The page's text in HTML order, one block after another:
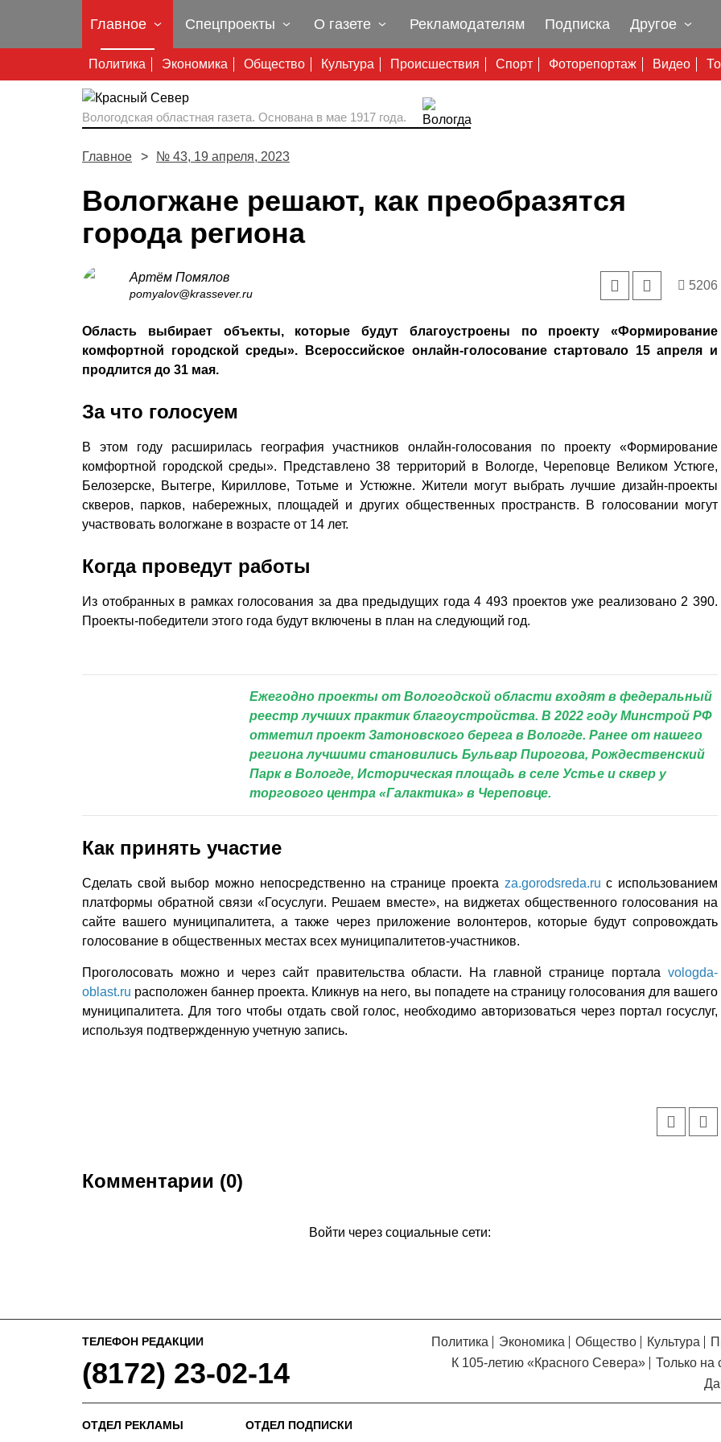
Главное
Политика Экономика Общество Культура Происшествия Спорт Фоторепортаж Видео
Спецпроекты О газете Рекламодателям Подписка Другое
Вологодская областная газета. Основана в мае 1917 года.
Главное № 43, 19 апреля, 2023
Вологжане решают, как преобразятся
города региона
Артём Помялов
pomyalov@krassever.ru
5206
Область выбирает объекты, которые будут благоустроены по проекту «Формирование
комфортной городской среды». Всероссийское онлайн-голосование стартовало 15 апреля и
продлится до 31 мая.
За что голосуем
В этом году расширилась география участников онлайн-голосования по проекту «Формирование
комфортной городской среды». Представлено 38 территорий в Вологде, Череповце Великом Устюге,
Белозерске, Вытегре, Кириллове, Тотьме и Устюжне. Жители могут выбрать лучшие дизайн-проекты
скверов, парков, набережных, площадей и других общественных пространств. В голосовании могут
участвовать вологжане в возрасте от 14 лет.
Когда проведут работы
Из отобранных в рамках голосования за два предыдущих года 4 493 проектов уже реализовано 2 390.
Проекты-победители этого года будут включены в план на следующий год.
Ежегодно проекты от Вологодской области входят в федеральный
реестр лучших практик благоустройства. В 2022 году Минстрой РФ
отметил проект Затоновского берега в Вологде. Ранее от нашего
региона лучшими становились Бульвар Пирогова, Рождественский
Парк в Вологде, Историческая площадь в селе Устье и сквер у
торгового центра «Галактика» в Череповце.
Как принять участие
Сделать свой выбор можно непосредственно на странице проекта za.gorodsreda.ru с использованием
платформы обратной связи «Госуслуги. Решаем вместе», на виджетах общественного голосования на
сайте вашего муниципалитета, а также через приложение волонтеров, которые будут сопровождать
голосование в общественных местах всех муниципалитетов-участников.
Проголосовать можно и через сайт правительства области. На главной странице портала vologda-
oblast.ru расположен баннер проекта. Кликнув на него, вы попадете на страницу голосования для вашего
муниципалитета. Для того чтобы отдать свой голос, необходимо авторизоваться через портал госуслуг,
используя подтвержденную учетную запись.
Комментарии (0)
Войти через социальные сети:
Уважаемые посетители сайта!
обязательно добавите его в
свои закладки.
ТЕЛЕФОН РЕДАКЦИИ
(8172) 23-02-14
Политика Экономика Общество Культура
К 105-летию «Красного Севера»
Только на
ОТДЕЛ РЕКЛАМЫ ОТДЕЛ ПОДПИСКИ